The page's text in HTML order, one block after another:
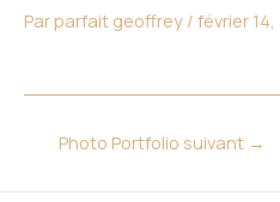
Parparfait geoffrey / février
Photo Portfolio suivant →